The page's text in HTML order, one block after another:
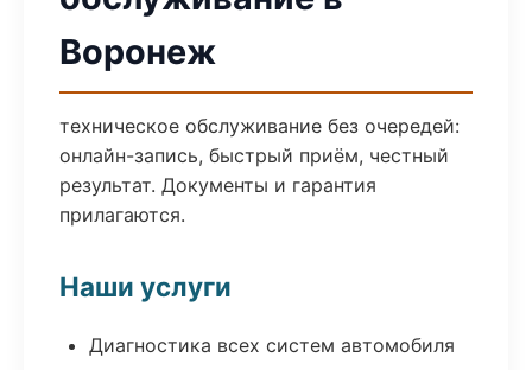
Воронеж
техническое обслуживание без очередей:
онлайн-запись, быстрый приём, честный
результат. Документы и гарантия
прилагаются.
Наши услуги
Диагностика всех систем автомобиля